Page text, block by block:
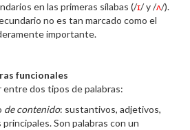
en las primeras sílabas (/ɪ/ y /ʌ/).
no es tan marcado como el
importante.
funcionales
dos tipos de palabras:
de contenido: sustantivos, adjetivos,
Son palabras con un